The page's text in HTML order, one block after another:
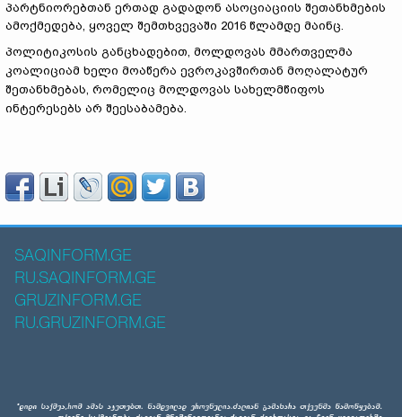
პარტნიორებთან ერთად გადადონ ასოციაციის შეთანხმების
ამოქმედება, ყოველ შემთხვევაში 2016 წლამდე მაინც.
პოლიტიკოსის განცხადებით, მოლდოვას მმართველმა
კოალიციამ ხელი მოაწერა ევროკავშირთან მოღალატურ
შეთანხმებას, რომელიც მოლდოვას სახელმწიფოს
ინტერესებს არ შეესაბამება.
SAQINFORM.GE
RU.SAQINFORM.GE
GRUZINFORM.GE
RU.GRUZINFORM.GE